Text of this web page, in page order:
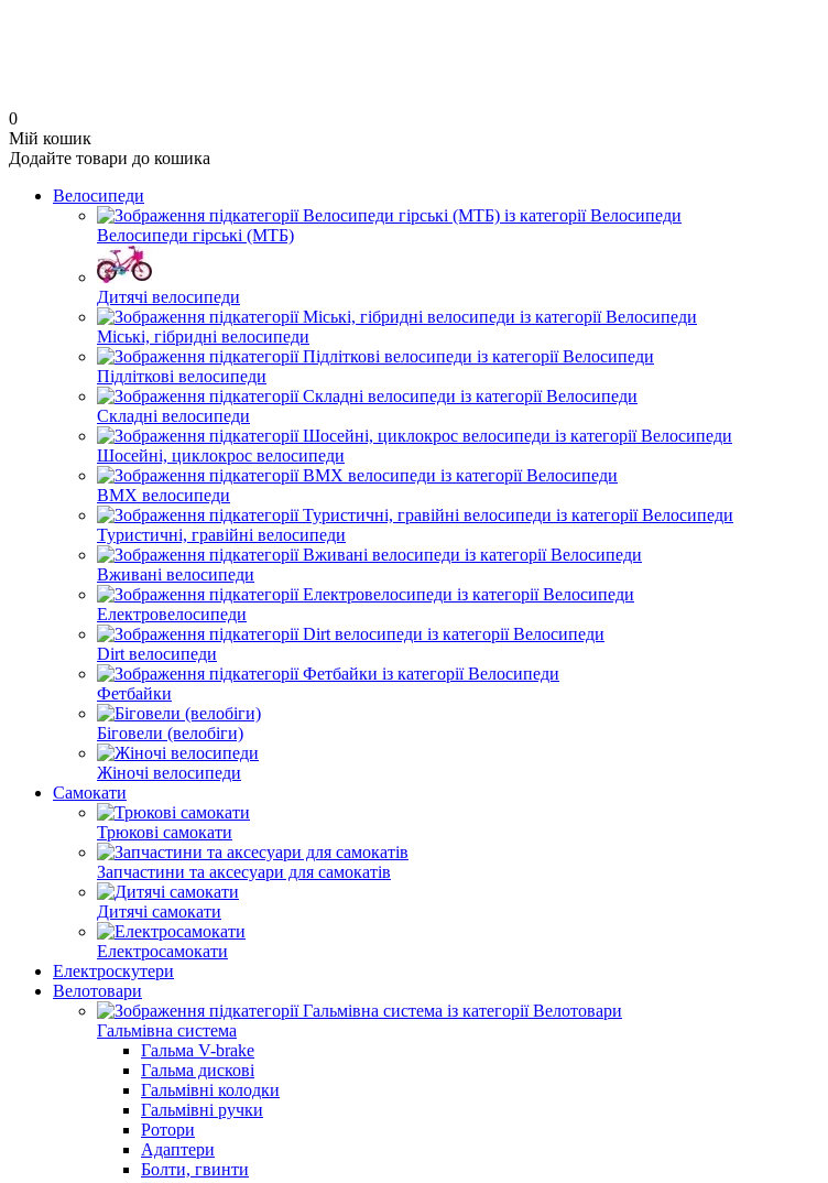
0
Мій кошик
Додайте товари до кошика
Велосипеди
Велосипеди гірські (МТБ)
Дитячі велосипеди
Міські, гібридні велосипеди
Підліткові велосипеди
Складні велосипеди
Шосейні, циклокрос велосипеди
BMX велосипеди
Туристичні, гравійні велосипеди
Вживані велосипеди
Електровелосипеди
Dirt велосипеди
Фетбайки
Біговели (велобіги)
Жіночі велосипеди
Самокати
Трюкові самокати
Запчастини та аксесуари для самокатів
Дитячі самокати
Електросамокати
Електроскутери
Велотовари
Гальмівна система
Гальма V-brake
Гальма дисковi
Гальмівні колодки
Гальмівні ручки
Ротори
Адаптери
Болти, гвинти